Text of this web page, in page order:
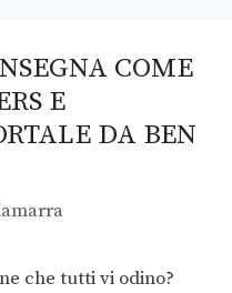
COME
E
DA BEN
che tutti vi odino?